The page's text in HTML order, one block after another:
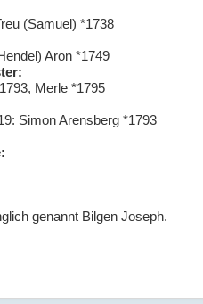
(Samuel) *1738
Aron *1749
Merle *1795
Simon Arensberg *1793
genannt Bilgen Joseph.